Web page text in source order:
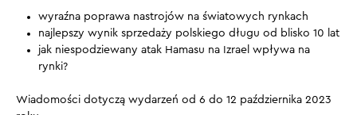
wyraźna poprawa nastrojów na światowych rynkach
najlepszy wynik sprzedaży polskiego długu od blisko 10 lat
jak niespodziewany atak Hamasu na Izrael wpływa na
rynki?
Wiadomości dotyczą wydarzeń od 6 do 12 października 2023